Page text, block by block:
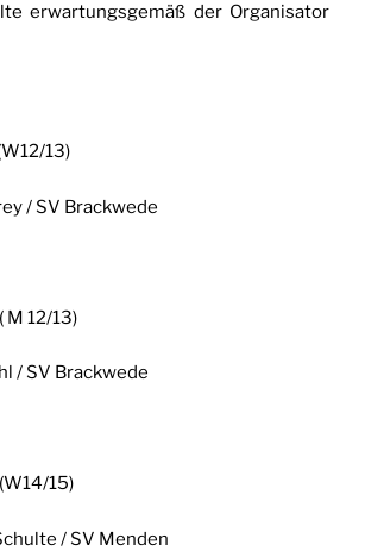
erwartungsgemäß der Organisator
C (W12/13)
/ SV Brackwede
M 12/13)
/ SV Brackwede
B (W14/15)
/ SV Menden